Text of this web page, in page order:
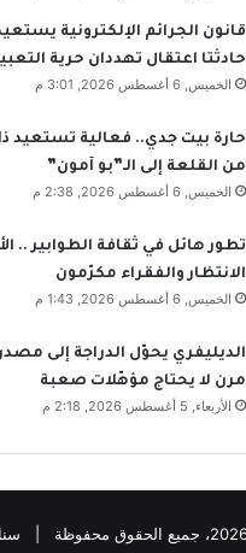
قانون الجرائم الإلكترونية
حادثتا اعتقال تهددان حرية
الخميس, 6 أغسطس 2026, 3:01 م
حارة بيت جدي.. فعالية تستعيد
من القلعة إلى الـ”بو آمون”
الخميس, 6 أغسطس 2026, 2:38 م
تطور هائل في ثقافة الطوابير ..
الانتظار والفقراء مكرّمون
الخميس, 6 أغسطس 2026, 1:43 م
الديليفري يحوّل الدراجة إلى
مرن لا يحتاج مؤهّلات صعبة
الأربعاء, 5 أغسطس 2026, 2:18 م